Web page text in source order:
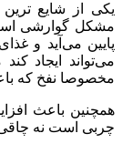
یکی از شایع
مشکل گوارشی
پایین می‌آید و
می‌تواند ایجاد
مخصوصا نفخ که
همچنین باعث
چربی است نه